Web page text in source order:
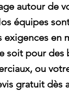
autour de
équipes
exigences en
soit pour des
ou
gratuit dès